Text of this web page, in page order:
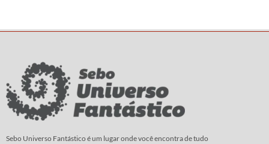
Sebo Universo Fantástico é um lugar onde você encontra de tudo